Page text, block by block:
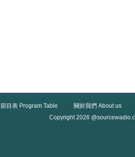
節目表 Program Table
關於我們 About us
Copyright 2026